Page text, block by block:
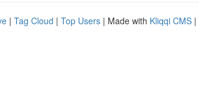
| Tag Cloud | Top Users | Made with Kliqqi CMS |